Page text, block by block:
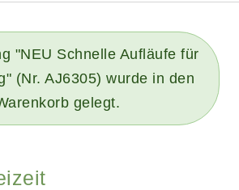
"NEU Schnelle Aufläufe für
(Nr. AJ6305) wurde in den
gelegt.